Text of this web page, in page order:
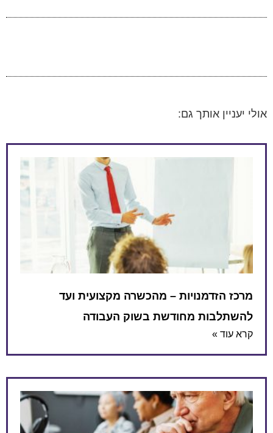
אולי יעניין אותך גם:
מרכז הזדמנויות – מהכשרה מקצועית ועד
להשתלבות מחודשת בשוק העבודה
קרא עוד »